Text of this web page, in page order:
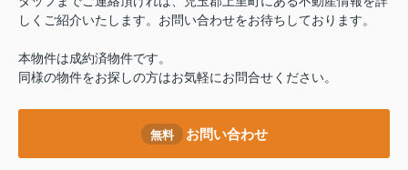
しくご紹介いたします。お問い合わせをお待ちしております。
本物件は成約済物件です。
同様の物件をお探しの方はお気軽にお問合せください。
無料 お問い合わせ